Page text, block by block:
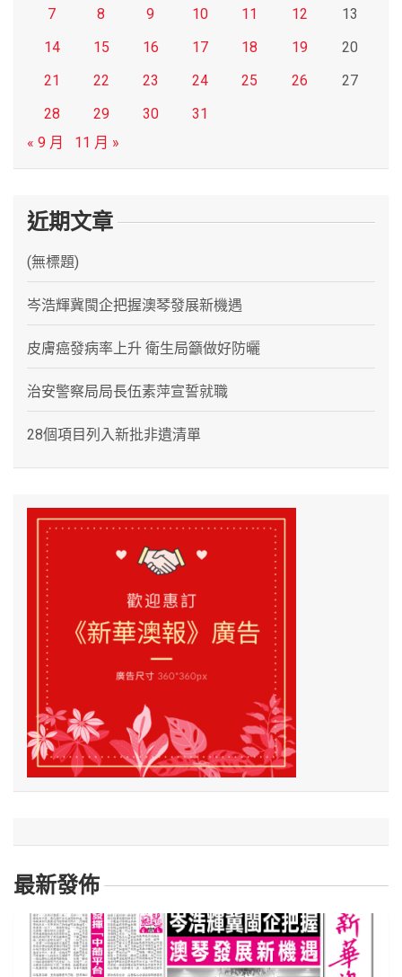
7 8 9 10 11 12
13
14
15 16 17 18 19
20
21
22 23 24 25 26
27
28
29 30
31
« 9 月
11 月 »
近期文章
(無標題)
岑浩輝冀閩企把握澳琴發展新機遇
皮膚癌發病率上升 衛生局籲做好防曬
治安警察局局長伍素萍宣誓就職
28個項目列入新批非遺清單
最新發佈